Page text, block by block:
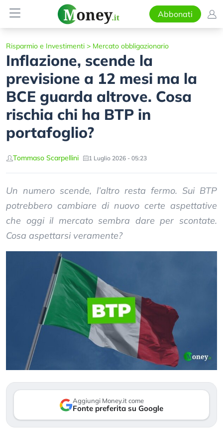
Abbonati
Risparmio e Investimenti > Mercato obbligazionario
Inflazione, scende la
previsione a 12 mesi ma la
BCE guarda altrove. Cosa
rischia chi ha BTP in
portafoglio?
Tommaso Scarpellini 1 Luglio 2026 - 05:23
Un numero scende, l’altro resta fermo. Sui BTP
potrebbero cambiare di nuovo certe aspettative
che oggi il mercato sembra dare per scontate.
Cosa aspettarsi veramente?
Aggiungi Money.it come
Fonte preferita su Google